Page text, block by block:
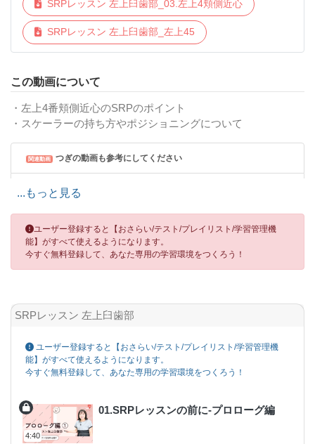
SRPレッスン 左上臼歯部_03.左上4頬側近心
SRPレッスン 左上臼歯部_左上45
この動画について
・左上4番頬側近心のSRPのポイント
・スケーラーの持ち方やポジショニングについて
関連動画 つぎの動画も参考にしてください
SRPレッスン 左上臼歯部 01.SRPレッスンの前に-プロローグ編
SRPレッスン 基本の解剖学 01.上顎小臼歯
...もっと見る
ユーザー登録すると【おさらい/テスト/プレイリスト/学習管理機
能】がすべて使えるようになります。
今すぐ無料登録して、あなた専用の学習環境をつくろう！
SRPレッスン 左上臼歯部
ユーザー登録すると【おさらい/テスト/プレイリスト/学習管理機
能】がすべて使えるようになります。
今すぐ無料登録して、あなた専用の学習環境をつくろう！
4:40
01.SRPレッスンの前に-プロローグ編